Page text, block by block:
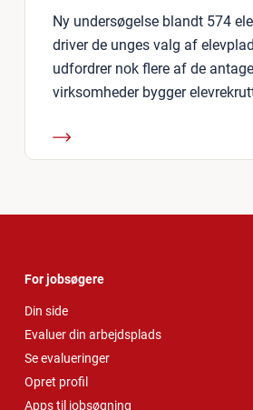
Ny undersøgelse blandt 574
driver de unges valg af
udfordrer nok flere af de
virksomheder bygger
For jobsøgere
Din side
Evaluer din arbejdsplads
Se evalueringer
Opret profil
Apps til jobsøgning